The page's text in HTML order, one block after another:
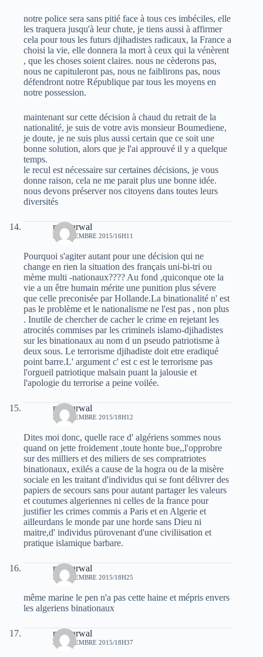
notre police sera sans pitié face à tous ces imbéciles, elle
les traquera jusqu'à leur chute, je tiens aussi à affirmer
cela pour tous les futurs djihadistes radicaux, la France a
choisi la vie, elle donnera la mort à ceux qui la vénèrent
, que les choses soient claires. nous ne cèderons pas,
nous ne capituleront pas, nous ne faiblirons pas, nous
défendront notre République par tous les moyens en
notre possession.
maintenant sur cette décision à chaud du retrait de la
nationalité, je suis de votre avis monsieur Boumediene,
je doute, je ne suis plus aussi certain que ce soit une
bonne solution, alors que je l'ai approuvé il y a quelque
temps.
le recul est nécessaire sur certaines décisions, je vous
donne raison, cela ne me parait plus une bonne idée.
nous devons préserver nos citoyens dans toutes leurs
diversités
moh arwal
31 DÉCEMBRE 2015/16H11
Pourquoi s'agiter autant pour une décision qui ne
change en rien la situation des français uni-bi-tri ou
mème multi -nationaux???? Au fond ,quiconque ote la
vie a un être humain mérite une punition plus sévere
que celle preconisée par Hollande.La binationalité n' est
pas le problème et le nationalisme ne l'est pas , non plus
. Inutile de chercher de cacher le crime en rejetant les
atrocités commises par les criminels islamo-djihadistes
sur les binationaux au nom d un pseudo patriotisme à
deux sous. Le terrorisme djihadiste doit etre eradiqué
point barre.L' argument c' est c est le terrorisme pas
l'orgueil patriotique malsain puant la jalousie et
l'apologie du terrorise a peine voilée.
moh arwal
31 DÉCEMBRE 2015/18H12
Dites moi donc, quelle race d' algériens sommes nous
quand on jette froidement ,toute honte bue,,l'opprobre
sur des milliers et des miliers de ses compratriotes
binationaux, exilés a cause de la hogra ou de la misère
sociale en les traitant d'individus qui se font délivrer des
papiers de secours sans pour autant partager les valeurs
et coutumes algeriennes ni celles de la france pour
justifier les crimes commis a Paris et en Algerie et
ailleurdans le monde par une horde sans Dieu ni
maitre,d' individus pürovenant d'une civiliisation et
pratique islamique barbare.
moh arwal
31 DÉCEMBRE 2015/18H25
même marine le pen n'a pas cette haine et mépris envers
les algeriens binationaux
moh arwal
31 DÉCEMBRE 2015/18H37